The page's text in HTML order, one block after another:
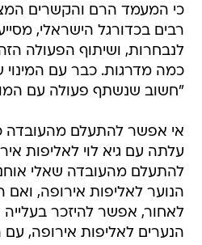
כי המעמד הרם והקשרים
רבים בכדורגל הישראלי,
לנבחרות, ושיתוף הפעולה
כמה מדרגות. כבר עם
"חשוב שנשתף פעולה עם
אי אפשר להתעלם מהעובדה
עלתה עם גיא לוי לאליפות
להתעלם מהעובדה שאלי
הנוער לאליפות אירופה, ואם
לאחור, אפשר להיזכר
הנערים לאליפות אירופה,